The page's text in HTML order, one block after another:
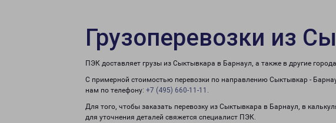
Грузоперевозки из
ПЭК доставляет грузы из Сыктывкара в Барнаул, а также в другие
С примерной стоимостью перевозки по направлению Сыктывкар -
нам по телефону: +7 (495) 660-11-11 .
Для того, чтобы заказать перевозку из Сыктывкара в Барнаул, в
для уточнения деталей свяжется специалист ПЭК.